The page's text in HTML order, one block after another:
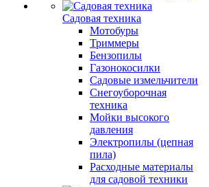
Садовая техника
Мотобуры
Триммеры
Бензопилы
Газонокосилки
Садовые измельчители
Снегоуборочная
техника
Мойки высокого
давления
Электропилы (цепная
пила)
Расходные материалы
для садовой техники